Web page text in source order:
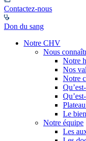
Contactez-nous
Don du sang
Notre CHV
Nous
Notre
Nos
Notre
Le
Notre équipe
Les